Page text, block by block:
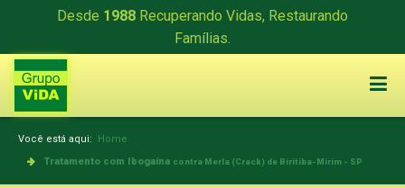
Desde 1988 Recuperando Vidas, Restaurando
Famílias.
Você está aqui: Home
Tratamento com Ibogaína contra Merla (Crack) de Biritiba-Mirim - SP